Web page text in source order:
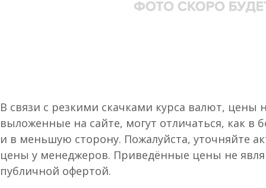
В связи с резкими скачками курса валют, цены
выложенные на сайте, могут отличаться, как в
и в меньшую сторону. Пожалуйста, уточняйте
цены у менеджеров. Приведённые цены не
публичной офертой.